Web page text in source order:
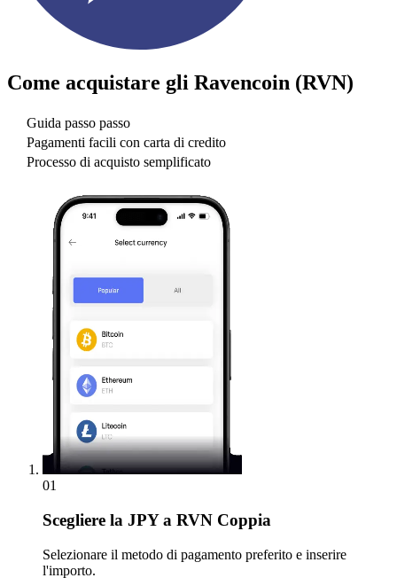
Come acquistare gli Ravencoin (RVN)
Guida passo passo
Pagamenti facili con carta di credito
Processo di acquisto semplificato
01
Scegliere la JPY a RVN Coppia
Selezionare il metodo di pagamento preferito e inserire
l'importo.